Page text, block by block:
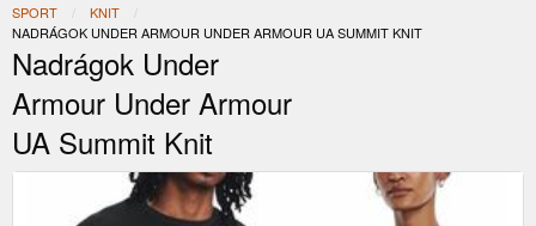
SPORT
KNIT
JELENLEGI:
NADRÁGOK UNDER ARMOUR UNDER ARMOUR UA SUMMIT KNIT
Nadrágok Under
Armour Under Armour
UA Summit Knit